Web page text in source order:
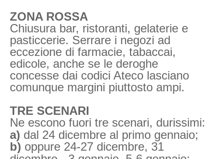
ZONA ROSSA
Chiusura bar, ristoranti, gelaterie e
pasticcerie. Serrare i negozi ad
eccezione di farmacie, tabaccai,
edicole, anche se le deroghe
concesse dai codici Ateco lasciano
comunque margini piuttosto ampi.
TRE SCENARI
Ne escono fuori tre scenari, durissimi:
a) dal 24 dicembre al primo gennaio;
b) oppure 24-27 dicembre, 31